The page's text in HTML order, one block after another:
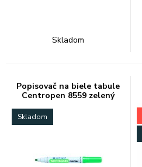
Skladom
Popisovač na biele tabule
Centropen 8559 zelený
Skladom